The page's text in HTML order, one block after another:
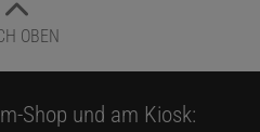
OBEN
Shop und am Kiosk: